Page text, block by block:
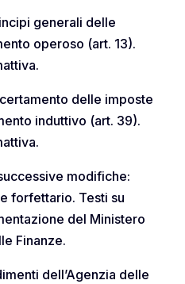
generali delle
operoso (art. 13).
delle imposte
induttivo (art. 39).
modifiche:
forfettario. Testi su
del Ministero
Finanze.
dell’Agenzia delle